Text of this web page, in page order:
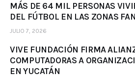
MÁS DE 64 MIL PERSONAS
DEL FÚTBOL EN LAS ZONAS
JULIO 7, 2026
VIVE FUNDACIÓN FIRMA
COMPUTADORAS A
EN YUCATÁN